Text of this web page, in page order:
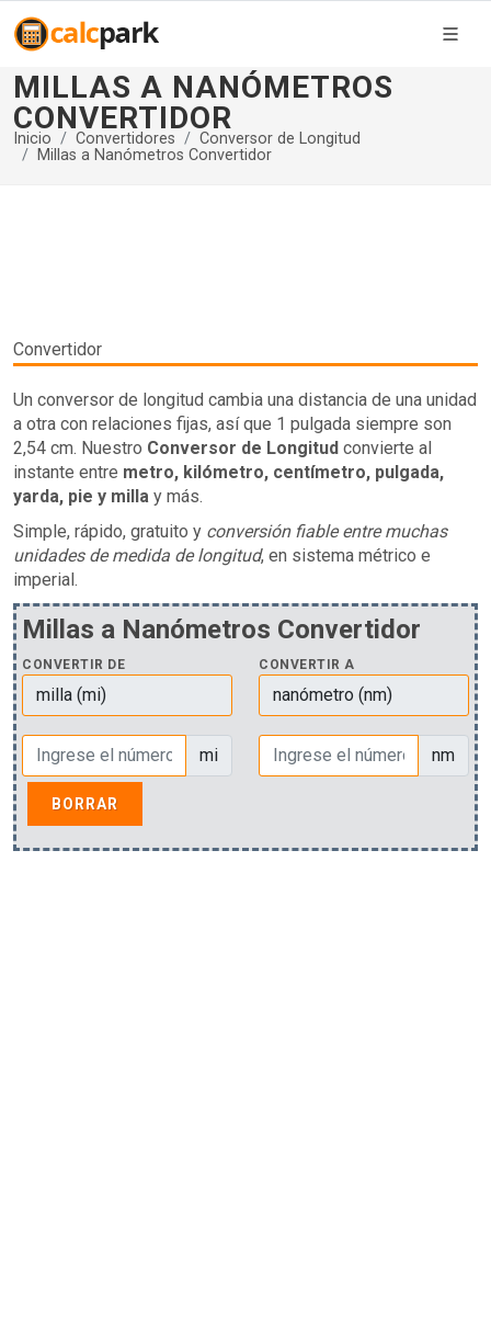
MILLAS A NANÓMETROS
CONVERTIDOR
Inicio Convertidores
Conversor de Longitud
Millas a Nanómetros Convertidor
Convertidor
Un conversor de longitud cambia una distancia de una unidad
a otra con relaciones fijas, así que 1 pulgada siempre son
2,54 cm. Nuestro Conversor de Longitud convierte al
instante entre metro, kilómetro, centímetro, pulgada,
yarda, pie y milla y más.
Simple, rápido, gratuito y conversión fiable entre muchas
unidades de medida de longitud, en sistema métrico e
imperial.
Millas a Nanómetros Convertidor
CONVERTIR DE CONVERTIR A
mi nm